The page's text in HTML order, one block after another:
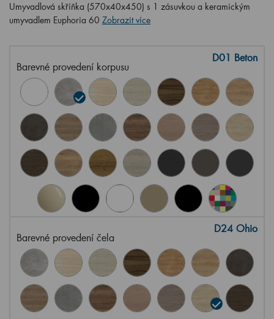
Umyvadlová skříňka (570x40x450) s 1 zásuvkou a keramickým
umyvadlem Euphoria 60 Zobrazit více
Barevné provedení korpusu
D01 Beton
Barevné provedení čela
D24 Ohio